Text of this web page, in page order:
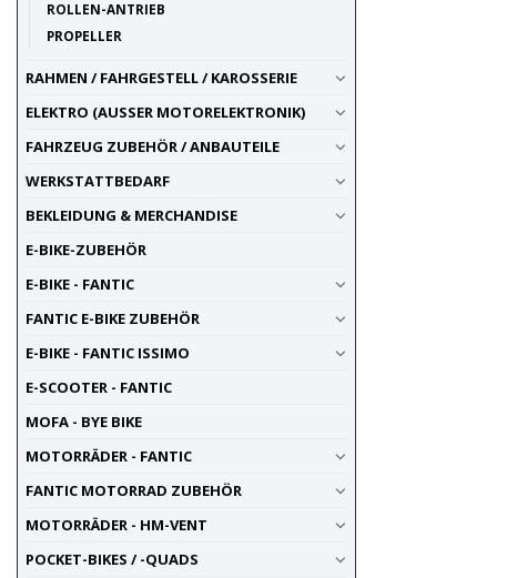
ROLLEN-ANTRIEB
PROPELLER
RAHMEN / FAHRGESTELL / KAROSSERIE
ELEKTRO (AUSSER MOTORELEKTRONIK)
FAHRZEUG ZUBEHÖR / ANBAUTEILE
WERKSTATTBEDARF
BEKLEIDUNG & MERCHANDISE
E-BIKE-ZUBEHÖR
E-BIKE - FANTIC
FANTIC E-BIKE ZUBEHÖR
E-BIKE - FANTIC ISSIMO
E-SCOOTER - FANTIC
MOFA - BYE BIKE
MOTORRÄDER - FANTIC
FANTIC MOTORRAD ZUBEHÖR
MOTORRÄDER - HM-VENT
POCKET-BIKES / -QUADS